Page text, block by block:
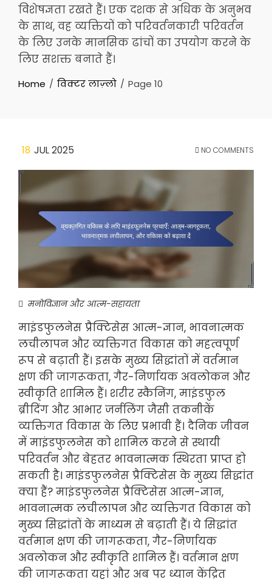
विशेषज्ञता रखते हैं। एक दशक से अधिक के अनुभव
के साथ, वह व्यक्तियों को परिवर्तनकारी परिवर्तन
के लिए उनके मानसिक ढांचों का उपयोग करने के
लिए सशक्त बनाते हैं।
Home विक्टर लाज़्लो Page 10
18 JUL 2025 NO COMMENTS
मनोविज्ञान और आत्म-सहायता
माइंडफुलनेस प्रैक्टिसेस आत्म-ज्ञान, भावनात्मक
लचीलापन और व्यक्तिगत विकास को महत्वपूर्ण
रूप से बढ़ाती हैं। इसके मुख्य सिद्धांतों में वर्तमान
क्षण की जागरूकता, गैर-निर्णायक अवलोकन और
स्वीकृति शामिल हैं। शरीर स्कैनिंग, माइंडफुल
ब्रीदिंग और आभार जर्नलिंग जैसी तकनीकें
व्यक्तिगत विकास के लिए प्रभावी हैं। दैनिक जीवन
में माइंडफुलनेस को शामिल करने से स्थायी
परिवर्तन और बेहतर भावनात्मक स्थिरता प्राप्त हो
सकती है। माइंडफुलनेस प्रैक्टिसेस के मुख्य सिद्धांत
क्या हैं? माइंडफुलनेस प्रैक्टिसेस आत्म-ज्ञान,
भावनात्मक लचीलापन और व्यक्तिगत विकास को
मुख्य सिद्धांतों के माध्यम से बढ़ाती हैं। ये सिद्धांत
वर्तमान क्षण की जागरूकता, गैर-निर्णायक
अवलोकन और स्वीकृति शामिल हैं। वर्तमान क्षण
की जागरूकता यहां और अब पर ध्यान केंद्रित